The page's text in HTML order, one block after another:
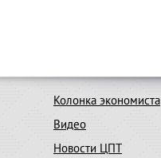
Колонка экономиста
Видео
Новости ЦПТ